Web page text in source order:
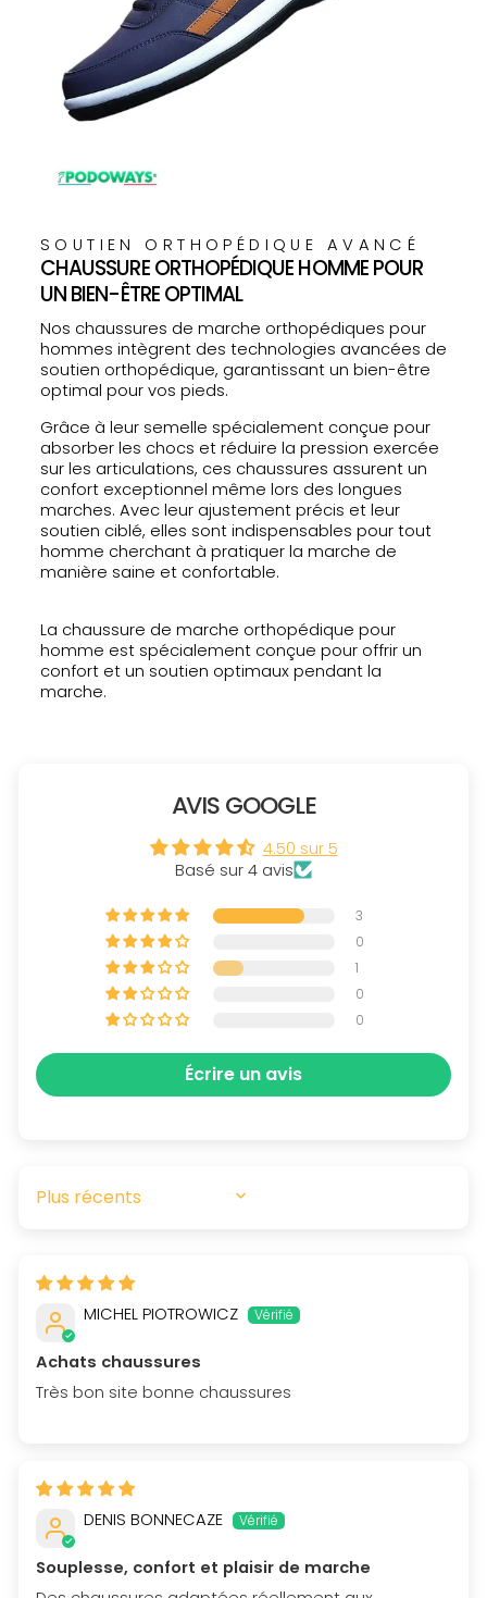
SOUTIEN ORTHOPÉDIQUE AVANCÉ
CHAUSSURE ORTHOPÉDIQUE HOMME POUR
UN BIEN-ÊTRE OPTIMAL
Nos chaussures de marche orthopédiques pour
hommes intègrent des technologies avancées de
soutien orthopédique, garantissant un bien-être
optimal pour vos pieds.
Grâce à leur semelle spécialement conçue pour
absorber les chocs et réduire la pression exercée
sur les articulations, ces chaussures assurent un
confort exceptionnel même lors des longues
marches. Avec leur ajustement précis et leur
soutien ciblé, elles sont indispensables pour tout
homme cherchant à pratiquer la marche de
manière saine et confortable.
La chaussure de marche orthopédique pour
homme est spécialement conçue pour offrir un
confort et un soutien optimaux pendant la
marche.
AVIS GOOGLE
4.50 sur 5
Basé sur 4 avis
3
0
1
0
0
Écrire un avis
SORT BY
MICHEL PIOTROWICZ
Achats chaussures
Très bon site bonne chaussures
DENIS BONNECAZE
Souplesse, confort et plaisir de marche